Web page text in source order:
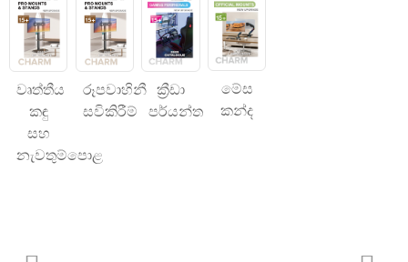
වෘත්තීය
කඳු
සහ
නැවතුම්පොළ
රූපවාහිනී
සවිකිරීම්
ක්‍රීඩා
පර්යන්ත
මේස
කන්ද